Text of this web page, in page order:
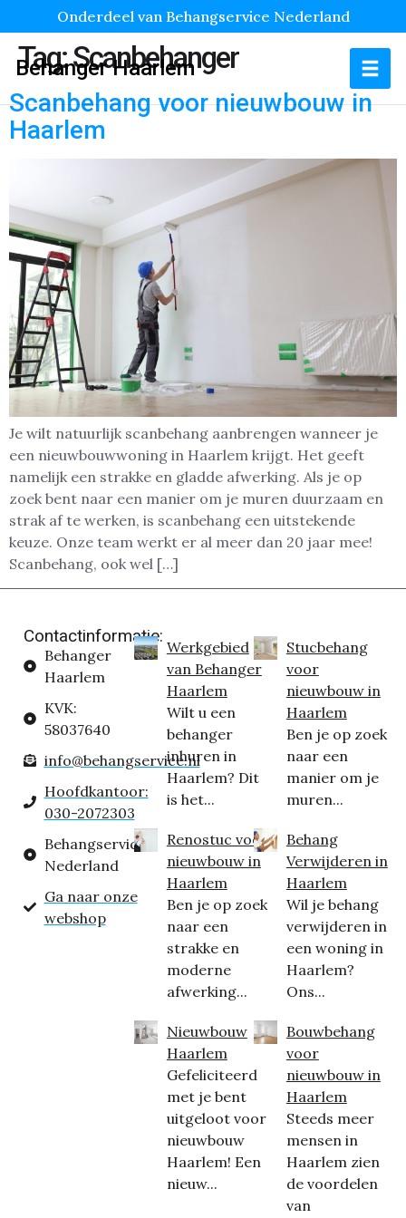
Onderdeel van Behangservice Nederland
Behanger Haarlem
Tag:Scanbehanger
Scanbehang voor nieuwbouw in
Haarlem
Je wilt natuurlijk scanbehang aanbrengen wanneer je
een nieuwbouwwoning in Haarlem krijgt. Het geeft
namelijk een strakke en gladde afwerking. Als je op
zoek bent naar een manier om je muren duurzaam en
strak af te werken, is scanbehang een uitstekende
keuze. Onze team werkt er al meer dan 20 jaar mee!
Scanbehang, ook wel […]
Contactinformatie:
Behanger
Haarlem
KVK:
58037640
info@behangservice.nl
Hoofdkantoor:
030-2072303
Behangservice
Nederland
Ga naar onze
webshop
Werkgebied
van Behanger
Haarlem
Wilt u een
behanger
inhuren in
Haarlem? Dit
is het...
Renostuc voor
nieuwbouw in
Haarlem
Ben je op zoek
naar een
strakke en
moderne
afwerking...
Nieuwbouw
Haarlem
Gefeliciteerd
met je bent
uitgeloot voor
nieuwbouw
Haarlem! Een
nieuw...
Stucbehang
voor
nieuwbouw in
Haarlem
Ben je op zoek
naar een
manier om je
muren...
Behang
Verwijderen in
Haarlem
Wil je behang
verwijderen in
een woning in
Haarlem?
Ons...
Bouwbehang
voor
nieuwbouw in
Haarlem
Steeds meer
mensen in
Haarlem zien
de voordelen
van